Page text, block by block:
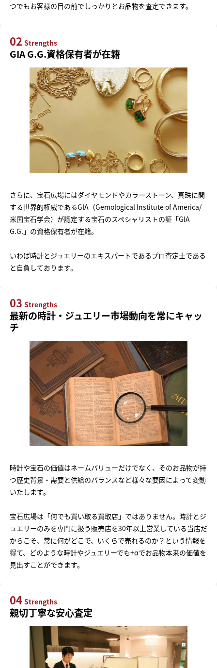
つでもお客様の目の前でしっかりとお品物を査定できます。
02 Strengths
GIA G.G.資格保有者が在籍
さらに、宝石広場にはダイヤモンドやカラーストーン、真珠に関
する世界的権威であるGIA（Gemological Institute of America/
米国宝石学会）が認定する宝石のスペシャリストの証「GIA
G.G.」の資格保有者が在籍。
いわば時計とジュエリーのエキスパートであるプロ査定士である
と自負しております。
03 Strengths
最新の時計・ジュエリー市場動向を常にキャッ
チ
時計や宝石の価値はネームバリューだけでなく、そのお品物が持
つ歴史背景・需要と供給のバランスなど様々な要因によって変動
いたします。
宝石広場は「何でも買い取る買取店」ではありません。時計とジ
ュエリーのみを専門に扱う販売店を30年以上営業している当店だ
からこそ、常に何がどこで、いくらで売れるのか？という情報を
得て、どのような時計やジュエリーでも+αでお品物本来の価値を
見出すことができます。
04 Strengths
親切丁寧な安心査定